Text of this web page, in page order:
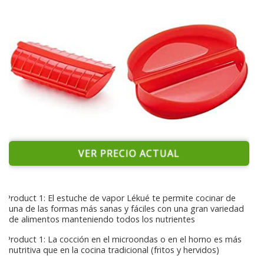
VER PRECIO ACTUAL
Product 1: El estuche de vapor Lékué te permite cocinar de
una de las formas más sanas y fáciles con una gran variedad
de alimentos manteniendo todos los nutrientes
Product 1: La cocción en el microondas o en el horno es más
nutritiva que en la cocina tradicional (fritos y hervidos)